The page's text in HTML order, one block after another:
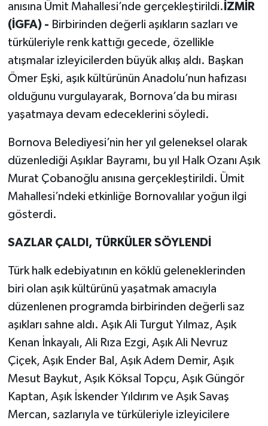
anısına Ümit Mahallesi’nde gerçekleştirildi. İZMİR
(İGFA) - Birbirinden değerli aşıkların sazları ve
türküleriyle renk kattığı gecede, özellikle
atışmalar izleyicilerden büyük alkış aldı. Başkan
Ömer Eşki, aşık kültürünün Anadolu’nun hafızası
olduğunu vurgulayarak, Bornova’da bu mirası
yaşatmaya devam edeceklerini söyledi.
Bornova Belediyesi’nin her yıl geleneksel olarak
düzenlediği Aşıklar Bayramı, bu yıl Halk Ozanı Aşık
Murat Çobanoğlu anısına gerçekleştirildi. Ümit
Mahallesi’ndeki etkinliğe Bornovalılar yoğun ilgi
gösterdi.
SAZLAR ÇALDI, TÜRKÜLER SÖYLENDİ
Türk halk edebiyatının en köklü geleneklerinden
biri olan aşık kültürünü yaşatmak amacıyla
düzenlenen programda birbirinden değerli saz
aşıkları sahne aldı. Aşık Ali Turgut Yılmaz, Aşık
Kenan İnkayalı, Ali Rıza Ezgi, Aşık Ali Nevruz
Çiçek, Aşık Ender Bal, Aşık Adem Demir, Aşık
Mesut Baykut, Aşık Köksal Topçu, Aşık Güngör
Kaptan, Aşık İskender Yıldırım ve Aşık Savaş
Mercan, sazlarıyla ve türküleriyle izleyicilere